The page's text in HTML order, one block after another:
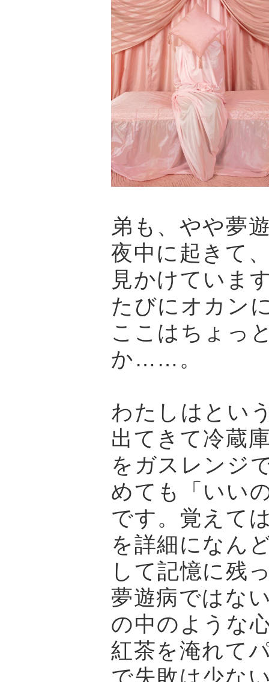
弟も、やや夢
夜中に起きて
見かけていま
たびにオカン
ここはちょっ
か……。
わたしはとい
出てきて冷蔵
をガスレンジ
めても「いい
です。覚えて
を詳細になん
して記憶に残
夢遊病ではな
の中のような
紅茶を淹れて
で失敗は少な